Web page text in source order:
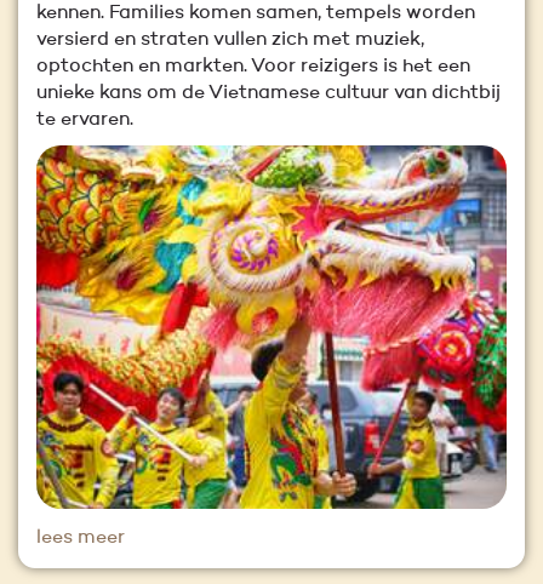
kennen. Families komen samen, tempels worden
versierd en straten vullen zich met muziek,
optochten en markten. Voor reizigers is het een
unieke kans om de Vietnamese cultuur van dichtbij
te ervaren.
lees meer